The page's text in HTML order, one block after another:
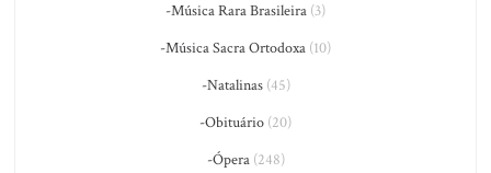
-Música Rara Brasileira (3)
-Música Sacra Ortodoxa (10)
-Natalinas(45)
-Obituário (20)
-Ópera(248)